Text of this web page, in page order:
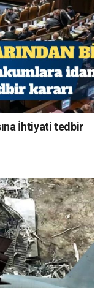
İhtiyati tedbir